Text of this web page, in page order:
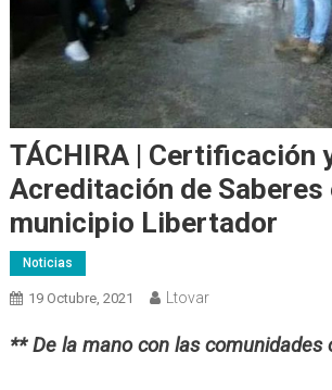
TÁCHIRA | Certificación
Acreditación de Saberes
municipio Libertador
Noticias
19 Octubre, 2021 Ltovar
** De la mano con las comunidades